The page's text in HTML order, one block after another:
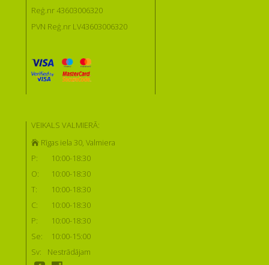
Reģ.nr 43603006320
PVN Reģ.nr LV43603006320
VEIKALS VALMIERĀ:
Rīgas iela 30, Valmiera
P:
10:00-18:30
O:
10:00-18:30
T:
10:00-18:30
C:
10:00-18:30
P:
10:00-18:30
Se:
10:00-15:00
Sv:
Nestrādājam